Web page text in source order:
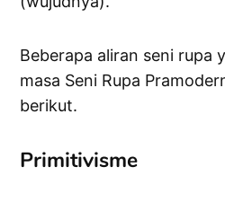
Beberapa aliran seni rupa
masa Seni Rupa
berikut.
Primitivisme